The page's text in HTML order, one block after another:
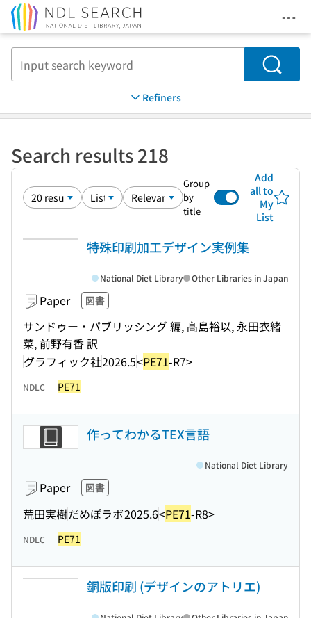
Search
Refiners
Search results 218
Group
by
title
Add
all to
My
List
特殊印刷加工デザイン実例集
Paper 図書
サンドゥー・パブリッシング 編, 髙島裕以, 永田衣緒
菜, 前野有香 訳
グラフィック社2026.5<PE71-R7>
National Diet Library Other Libraries in Japan
NDLC PE71
作ってわかるTEX言語
Paper 図書
荒田実樹だめぽラボ2025.6<PE71-R8>
National Diet Library
NDLC PE71
銅版印刷 (デザインのアトリエ)